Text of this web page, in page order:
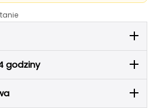
godziny